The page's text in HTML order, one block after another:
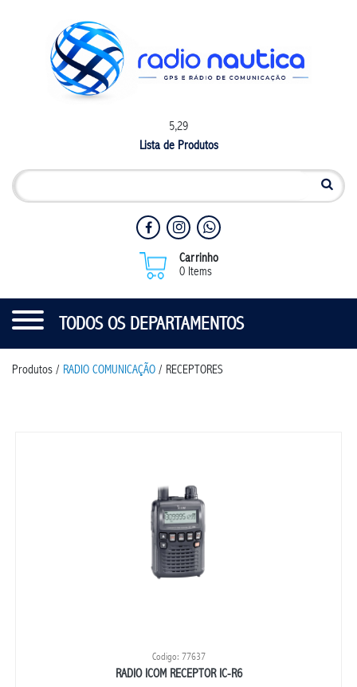
5,29
Lista de Produtos
Carrinho
0 Items
TODOS OS DEPARTAMENTOS
Produtos / RADIO COMUNICAÇÃO / RECEPTORES
Codigo: 77637
RADIO ICOM RECEPTOR IC-R6